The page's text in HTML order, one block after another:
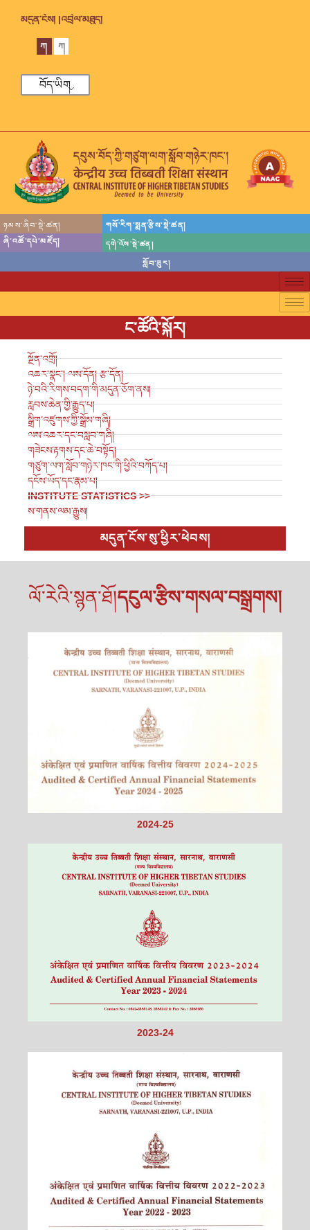
མདུན་ངོས། |འབྲེལ་མཐུད།
ཀ ཀ
བོད་ཡིག
ཉམས་ཞིབ་སྡེ་ཚན།
གསོ་རིག་སྨན་རྩིས་སྡེ་ཚན།
ཞི་འཚོ་དཔེ་མཛོད།
དགེ་འོས་སྡེ་ཚན།
སློབ་ཟུར།
ང་ཚོའི་སྐོར།
སྔོན་འགྲོ།
འཆར་སྣང་། ལས་དོན། རྩ་དོན།
ཉེ་བའི་རིགས་བདག་གི་མདུན་ཅོག་ནས།
རླབས་ཆེན་གྱི་རྒྱུད་པ།
སྒྲིག་འཛུགས་ཀྱི་སྒྲོམ་གཞི།
ལས་འཆར་དང་བསླབ་གཞི།
གཟེངས་རྟགས་དང་ཆེ་བསྟོད།
གཙུག་ལག་སློབ་གཉེར་ཁང་གི་ཕྱིའི་བཀོད་པ།
དངོས་ཡོད་དང་རྣམ་པ།
INSTITUTE STATISTICS >>
ས་གནས་ལམ་རྒྱུས།
མདུན་ངོས་སུ་ཕྱིར་ཕེབས།
ལོ་རེའི་སྙན་ཐོ།དངུལ་རྩིས་གསལ་བསྒྲགས།
2024-25
2023-24